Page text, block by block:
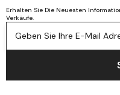
Erhalten Sie Die Neuesten
Verkäufe.
Geben Sie Ihre E-Mail